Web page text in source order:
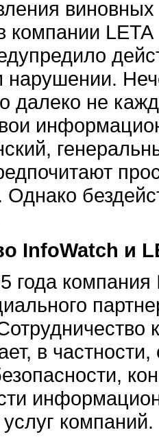
компании LETA
далеко не
Однако
InfoWatch и
года
в
компаний.